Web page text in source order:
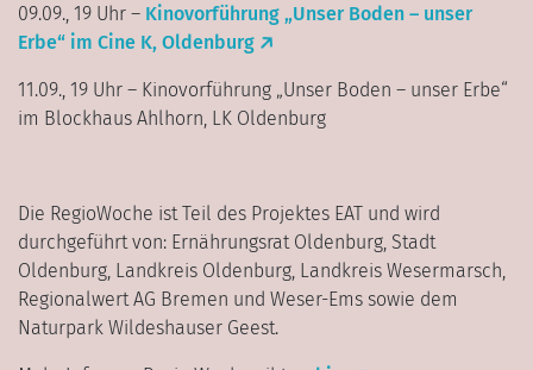
09.09., 19 Uhr – Kinovorführung „Unser Boden – unser
Erbe“ im Cine K, Oldenburg
11.09., 19 Uhr – Kinovorführung „Unser Boden – unser Erbe“
im Blockhaus Ahlhorn, LK Oldenburg
Die RegioWoche ist Teil des Projektes EAT und wird
durchgeführt von: Ernährungsrat Oldenburg, Stadt
Oldenburg, Landkreis Oldenburg, Landkreis Wesermarsch,
Regionalwert AG Bremen und Weser-Ems sowie dem
Naturpark Wildeshauser Geest.